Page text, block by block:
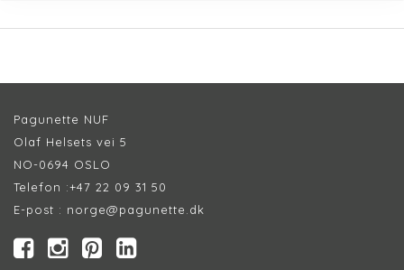
Pagunette NUF
Olaf Helsets vei 5
NO-0694 OSLO
Telefon :+47 22 09 31 50
E-post : norge@pagunette.dk